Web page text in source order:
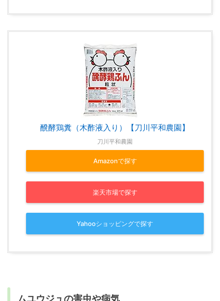
醗酵鶏糞（木酢液入り）【刀川平和農園】
刀川平和農園
Amazonで探す
楽天市場で探す
Yahooショッピングで探す